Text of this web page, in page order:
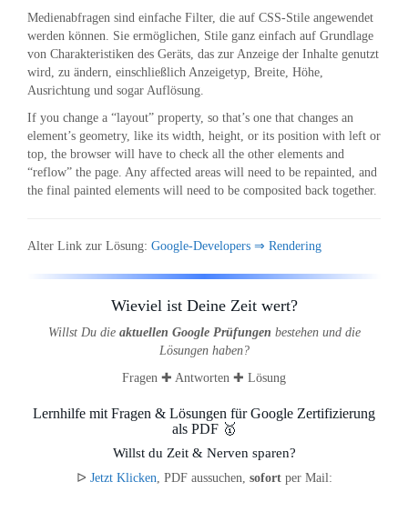
Medienabfragen sind einfache Filter, die auf CSS-Stile angewendet
werden können. Sie ermöglichen, Stile ganz einfach auf Grundlage
von Charakteristiken des Geräts, das zur Anzeige der Inhalte genutzt
wird, zu ändern, einschließlich Anzeigetyp, Breite, Höhe,
Ausrichtung und sogar Auflösung.
If you change a “layout” property, so that’s one that changes an
element’s geometry, like its width, height, or its position with left or
top, the browser will have to check all the other elements and
“reflow” the page. Any affected areas will need to be repainted, and
the final painted elements will need to be composited back together.
Alter Link zur Lösung: Google-Developers ⇒ Rendering
Wieviel ist Deine Zeit wert?
Willst Du die aktuellen Google Prüfungen bestehen und die
Lösungen haben?
Fragen ✚ Antworten ✚ Lösung
Lernhilfe mit Fragen & Lösungen für Google Zertifizierung
als PDF 🥇
Willst du Zeit & Nerven sparen?
ᐅ Jetzt Klicken, PDF aussuchen, sofortper Mail: